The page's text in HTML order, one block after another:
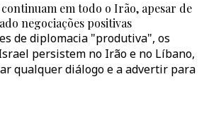
em todo o Irão, apesar de
negociações positivas
de diplomacia "produtiva", os
persistem no Irão e no Líbano,
qualquer diálogo e a advertir para